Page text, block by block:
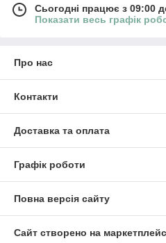
Сьогодні працює з 09:00
Показати весь графік
Про нас
Контакти
Доставка та оплата
Графік роботи
Повна версія сайту
Сайт створено на